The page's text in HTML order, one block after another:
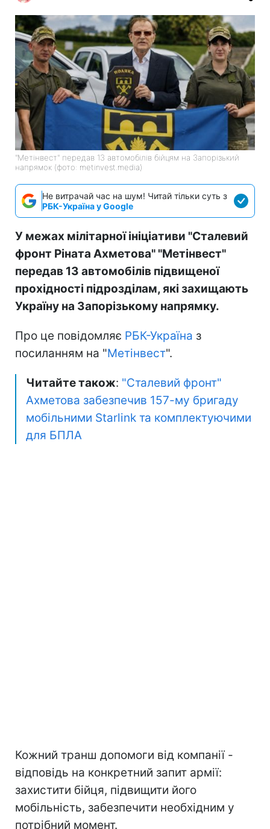
"Метінвест" передав 13 автомобілів бійцям на Запорізький
напрямок (фото: metinvest.media)
Не витрачай час на шум! Читай тільки суть з
РБК-Україна у Google
У межах мілітарної ініціативи "Сталевий
фронт Ріната Ахметова" "Метінвест"
передав 13 автомобілів підвищеної
прохідності підрозділам, які захищають
Україну на Запорізькому напрямку.
Про це повідомляє РБК-Україна з
посиланням на "Метінвест".
Читайте також: "Сталевий фронт"
Ахметова забезпечив 157-му бригаду
мобільними Starlink та комплектуючими
для БПЛА
Кожний транш допомоги від компанії -
відповідь на конкретний запит армії:
захистити бійця, підвищити його
мобільність, забезпечити необхідним у
потрібний момент.